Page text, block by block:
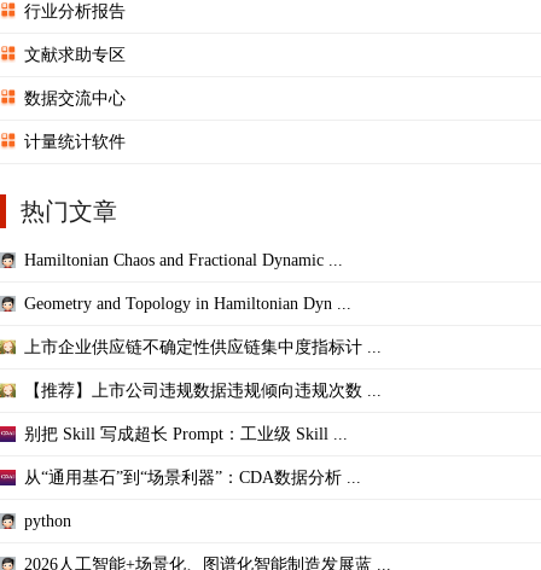
行业分析报告
文献求助专区
数据交流中心
计量统计软件
热门文章
Hamiltonian Chaos and Fractional Dynamic ...
Geometry and Topology in Hamiltonian Dyn ...
上市企业供应链不确定性供应链集中度指标计 ...
【推荐】上市公司违规数据违规倾向违规次数 ...
别把 Skill 写成超长 Prompt：工业级 Skill ...
从“通用基石”到“场景利器”：CDA数据分析 ...
python
2026人工智能+场景化、图谱化智能制造发展蓝 ...